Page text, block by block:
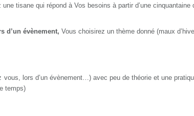
une tisane qui répond à Vos besoins à partir d’une
d’un évènement, Vous choisirez un thème donné (maux
vous, lors d’un évènement…) avec peu de théorie et une
temps)